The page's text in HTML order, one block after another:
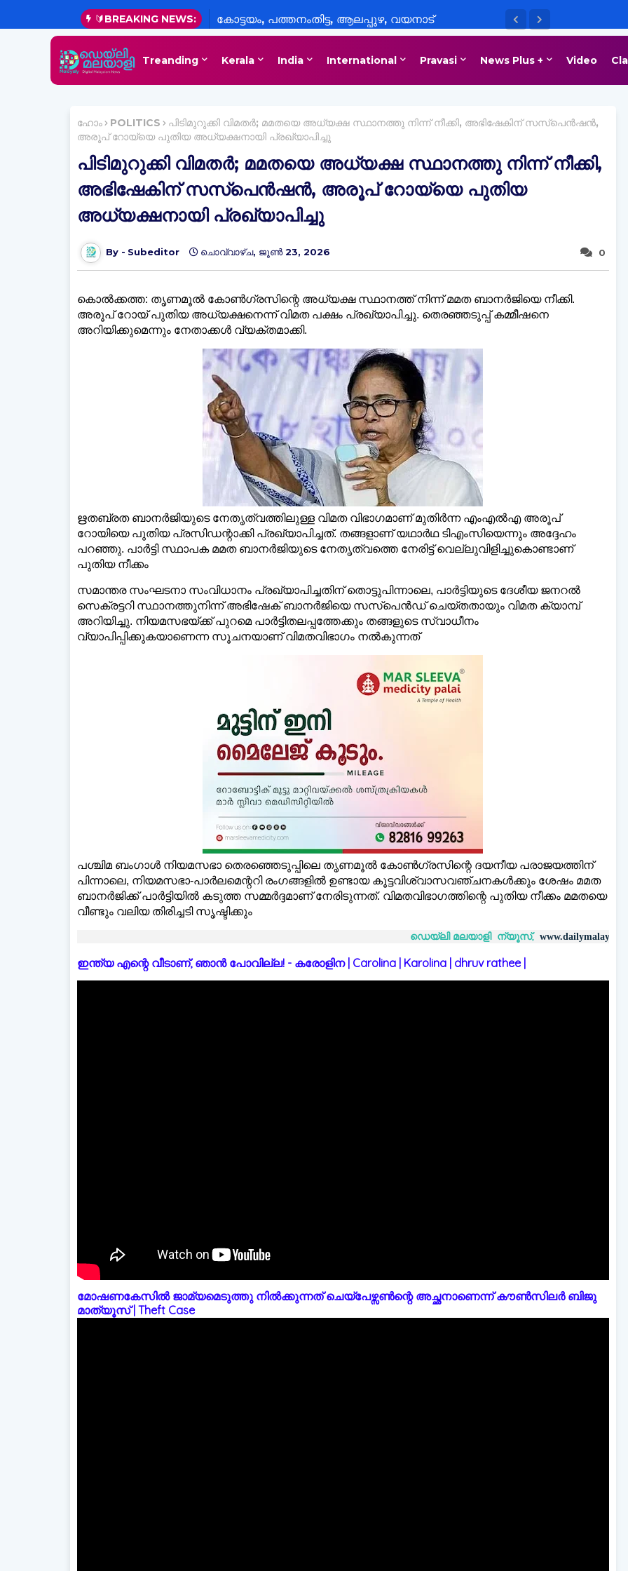
🔰BREAKING NEWS:
കോട്ടയം, പത്തനംതിട്ട, ആലപ്പുഴ, വയനാട്
ജില്ലകളിലെ വിദ്യാഭ്യാസ സ്ഥാപനങ്ങൾക്ക് നാളെ
അവധി
Treanding Kerala India International Pravasi News Plus + Video
ഹോം POLITICS
പിടിമുറുക്കി വിമതര്‍; മമതയെ അധ്യക്ഷ സ്ഥാനത്തു നിന്ന് നീക്കി, അഭിഷേകിന് സസ്പെൻഷൻ,
അരൂപ് റോയ്‍യെ പുതിയ അധ്യക്ഷനായി പ്രഖ്യാപിച്ചു
പിടിമുറുക്കി വിമതര്‍; മമതയെ അധ്യക്ഷ സ്ഥാനത്തു നിന്ന് നീക്കി,
അഭിഷേകിന് സസ്പെൻഷൻ, അരൂപ് റോയ്‍യെ പുതിയ
അധ്യക്ഷനായി പ്രഖ്യാപിച്ചു
0
Subeditor ചൊവ്വാഴ്ച, ജൂൺ 23, 2026
കൊല്‍ക്കത്ത: തൃണമൂല്‍ കോണ്‍ഗ്രസിന്റെ അധ്യക്ഷ സ്ഥാനത്ത് നിന്ന് മമത ബാനര്‍ജിയെ നീക്കി.
അരൂപ് റോയ് പുതിയ അധ്യക്ഷനെന്ന് വിമത പക്ഷം പ്രഖ്യാപിച്ചു. തെരഞ്ഞടുപ്പ് കമ്മീഷനെ
അറിയിക്കുമെന്നും നേതാക്കള്‍ വ്യക്തമാക്കി.
ഋതബ്രത ബാനര്‍ജിയുടെ നേതൃത്വത്തിലുള്ള വിമത വിഭാഗമാണ് മുതിര്‍ന്ന എംഎല്‍എ അരൂപ്
റോയിയെ പുതിയ പ്രസിഡന്റാക്കി പ്രഖ്യാപിച്ചത്. തങ്ങളാണ് യഥാര്‍ഥ ടിഎംസിയെന്നും അദ്ദേഹം
പറഞ്ഞു. പാര്‍ട്ടി സ്ഥാപക മമത ബാനര്‍ജിയുടെ നേതൃത്വത്തെ നേരിട്ട് വെല്ലുവിളിച്ചുകൊണ്ടാണ്
പുതിയ നീക്കം
സമാന്തര സംഘടനാ സംവിധാനം പ്രഖ്യാപിച്ചതിന് തൊട്ടുപിന്നാലെ, പാര്‍ട്ടിയുടെ ദേശീയ ജനറല്‍
സെക്രട്ടറി സ്ഥാനത്തുനിന്ന് അഭിഷേക് ബാനര്‍ജിയെ സസ്പെന്‍ഡ് ചെയ്തതായും വിമത ക്യാമ്പ്
അറിയിച്ചു. നിയമസഭയ്ക്ക് പുറമെ പാര്‍ട്ടിതലപ്പത്തേക്കും തങ്ങളുടെ സ്വാധീനം
വ്യാപിപ്പിക്കുകയാണെന്ന സൂചനയാണ് വിമതവിഭാഗം നല്‍കുന്നത്
പശ്ചിമ ബംഗാള്‍ നിയമസഭാ തെരഞ്ഞെടുപ്പിലെ തൃണമൂല്‍ കോണ്‍ഗ്രസിന്റെ ദയനീയ പരാജയത്തിന്
പിന്നാലെ, നിയമസഭാ-പാര്‍ലമെന്ററി രംഗങ്ങളില്‍ ഉണ്ടായ കൂട്ടവിശ്വാസവഞ്ചനകള്‍ക്കും ശേഷം മമത
ബാനര്‍ജിക്ക് പാര്‍ട്ടിയില്‍ കടുത്ത സമ്മര്‍ദ്ദമാണ് നേരിടുന്നത്. വിമതവിഭാഗത്തിന്റെ പുതിയ നീക്കം മമതയെ
വീണ്ടും വലിയ തിരിച്ചടി സൃഷ്ടിക്കും
ഡെയ്‌ലി മലയാളി ന്യൂസ്, www.dailymalayaly.com
ഇന്ത്യ എന്റെ വീടാണ്, ഞാൻ പോവില്ല! - കരോളിന | Carolina | Karolina | dhruv rathee |
മോഷണകേസിൽ ജാമ്യമെടുത്തു നിൽക്കുന്നത് ചെയ്പേഴ്സൺന്റെ അച്ഛനാണെന്ന് കൗൺസിലർ ബിജു
മാത്യൂസ് | Theft Case
ഡെയ്‌ലി മലയാളി ന്യൂസ്, www.dailymalayaly.com